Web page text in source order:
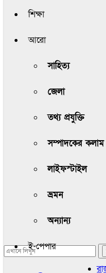
শিক্ষা
আরো
সাহিত্য
জেলা
তথ্য প্রযুক্তি
সম্পাদকের কলাম
লাইফস্টাইল
ভ্রমন
অন্যান্য
ই-পেপার